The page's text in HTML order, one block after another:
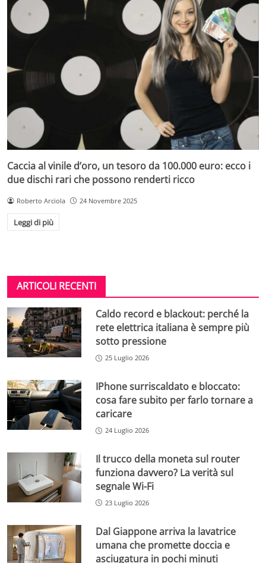
Caccia al vinile d’oro, un tesoro da 100.000 euro: ecco i
due dischi rari che possono renderti ricco
Roberto Arciola 24 Novembre 2025
Leggi di più
ARTICOLI RECENTI
Caldo record e blackout: perché la
rete elettrica italiana è sempre più
sotto pressione
25 Luglio 2026
IPhone surriscaldato e bloccato:
cosa fare subito per farlo tornare a
caricare
24 Luglio 2026
Il trucco della moneta sul router
funziona davvero? La verità sul
segnale Wi-Fi
23 Luglio 2026
Dal Giappone arriva la lavatrice
umana che promette doccia e
asciugatura in pochi minuti